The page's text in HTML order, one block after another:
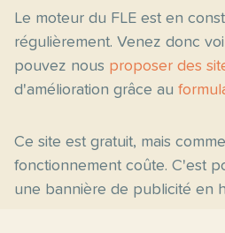
Le moteur du FLE est en
régulièrement. Venez donc
pouvez nous proposer des
d'amélioration grâce au
Ce site est gratuit, mais
fonctionnement coûte. C'est
une bannière de publicité en